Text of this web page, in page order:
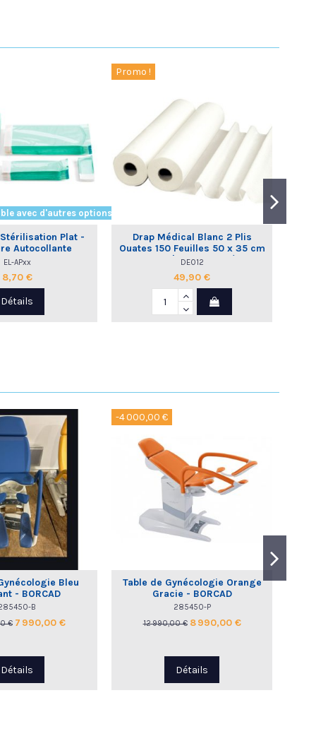
avec d'autres options
Plat -
Autocollante
EL-APxx
8,70 €
Détails
Promo !
Drap Médical Blanc 2 Plis
Ouates 150 Feuilles 50 x 35 cm
- 12 Rlx | Global Hygiène
DE012
49,90 €
Bleu
- BORCAD
B
€ 7 990,00 €
Détails
-4 000,00 €
Table de Gynécologie Orange
Gracie - BORCAD
285450-P
12 990,00 € 8 990,00 €
Détails